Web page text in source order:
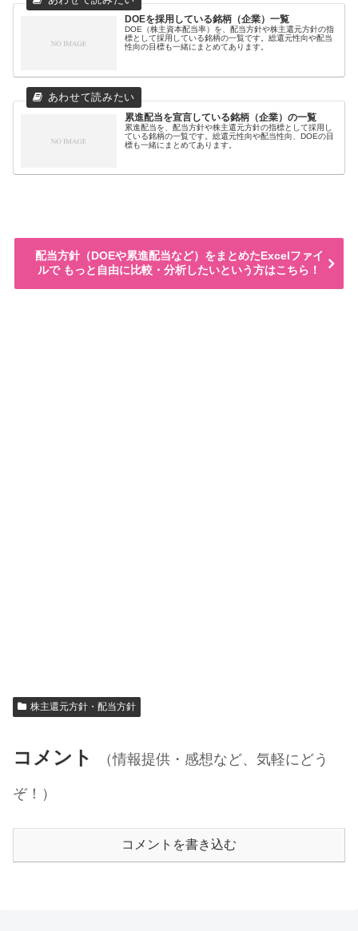
DOEを採用している銘柄（企業）一覧
DOE（株主資本配当率）を、配当方針や株主還元方針の指
標として採用している銘柄の一覧です。総還元性向や配当
性向の目標も一緒にまとめてあります。
累進配当を宣言している銘柄（企業）の一覧
累進配当を、配当方針や株主還元方針の指標として採用し
ている銘柄の一覧です。総還元性向や配当性向、DOEの目
標も一緒にまとめてあります。
配当方針（DOEや累進配当など）をまとめたExcelファイ
ルで もっと自由に比較・分析したいという方はこちら！
株主還元方針・配当方針
コメント
（情報提供・感想など、気軽にどう
ぞ！）
コメントを書き込む